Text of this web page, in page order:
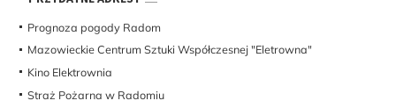
Prognoza pogody Radom
Mazowieckie Centrum Sztuki Współczesnej "Eletrowna"
Kino Elektrownia
Straż Pożarna w Radomiu